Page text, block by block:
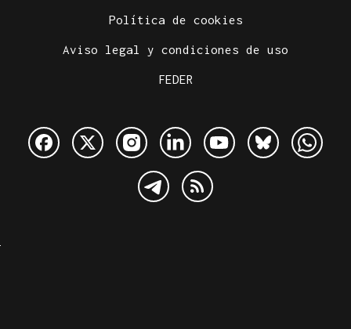
Política de cookies
Aviso legal y condiciones de uso
FEDER